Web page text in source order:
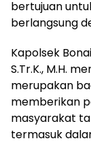
bertujuan
berlangsung
Kapolsek
S.Tr.K., M.H.
merupakan
memberikan
masyarakat
termasuk